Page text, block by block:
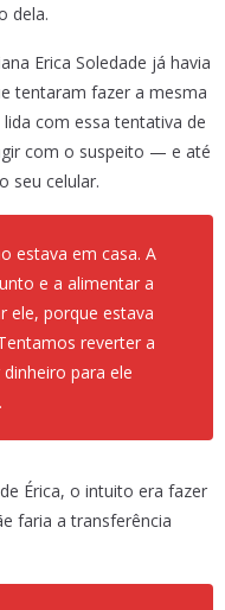
dela.
Erica Soledade já havia
tentaram fazer a mesma
com essa tentativa de
com o suspeito — e até
seu celular.
estava em casa. A
e a alimentar a
ele, porque estava
reverter a
para ele
Érica, o intuito era fazer
faria a transferência